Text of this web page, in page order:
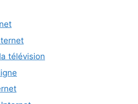
télévision